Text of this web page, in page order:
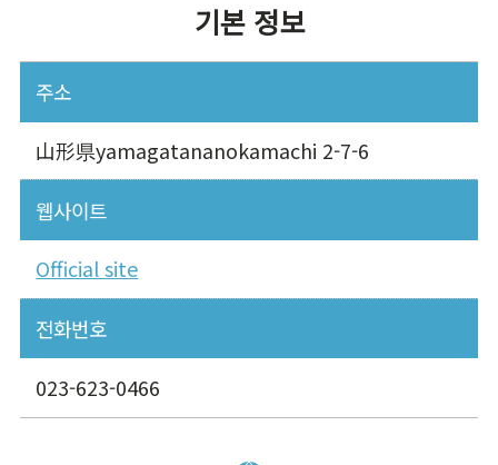
기본 정보
주소
山形県yamagatananokamachi 2-7-6
웹사이트
Official site
전화번호
023-623-0466